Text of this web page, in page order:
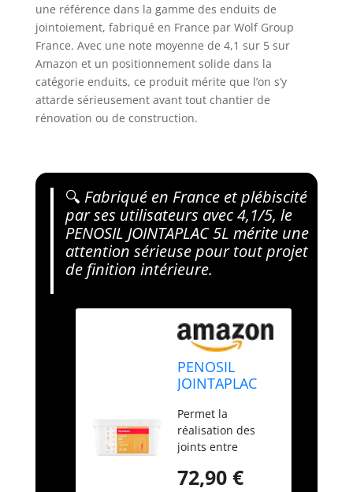
une référence dans la gamme des enduits de
jointoiement, fabriqué en France par Wolf Group
France. Avec une note moyenne de 4,1 sur 5 sur
Amazon et un positionnement solide dans la
catégorie enduits, ce produit mérite que l’on s’y
attarde sérieusement avant tout chantier de
rénovation ou de construction.
🔍 Fabriqué en France et plébiscité
par ses utilisateurs avec 4,1/5, le
PENOSIL JOINTAPLAC 5L mérite une
attention sérieuse pour tout projet
de finition intérieure.
PENOSIL
JOINTAPLAC
Permet la
réalisation des
joints entre
en une seule
72,90 €